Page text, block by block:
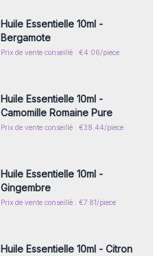
Huile Essentielle 10ml -
Bergamote
Prix de vente conseillé : €4.06/piece
Connectez-vous ou inscrivez-
Huile Essentielle 10ml -
Camomille Romaine Pure
Prix de vente conseillé : €38.44/piece
Connectez-vous ou inscrivez-
Huile Essentielle 10ml -
Gingembre
Prix de vente conseillé : €7.81/piece
Connectez-vous ou inscrivez-
Huile Essentielle 10ml - Citron